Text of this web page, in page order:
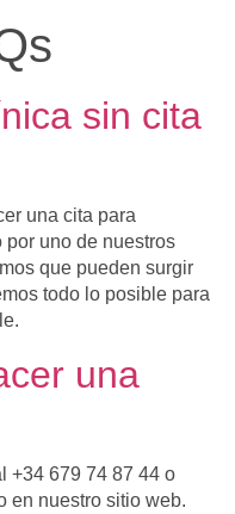
sin cita
una cita para
uno de nuestros
que pueden surgir
todo lo posible para
una
+34 679 74 87 44 o
en nuestro sitio web.